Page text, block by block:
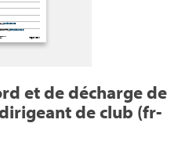
et de décharge de
de club (fr-